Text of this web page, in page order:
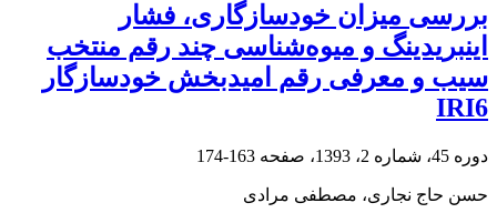
بررسی میزان خودسازگاری، فشار
اینبریدینگ و میوه‌شناسی چند رقم منتخب
سیب و معرفی رقم امیدبخش خودسازگار
IRI6
دوره 45، شماره 2، 1393، صفحه 163-174
حسن حاج نجاری، مصطفی مرادی